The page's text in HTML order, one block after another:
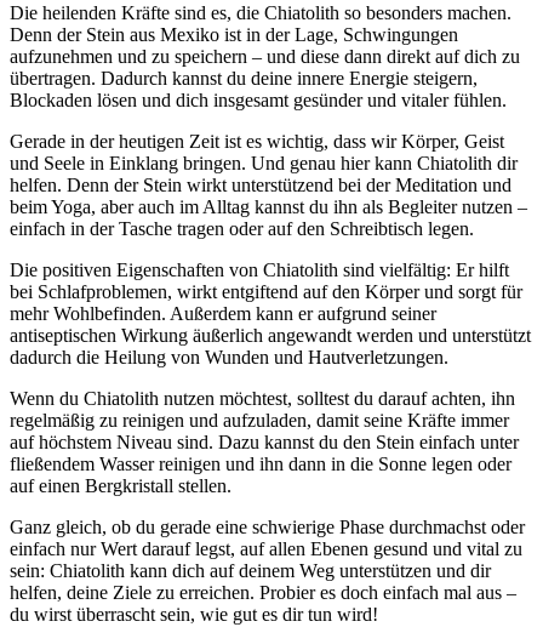
Die heilenden Kräfte sind es, die Chiatolith so besonders machen.
Denn der Stein aus Mexiko ist in der Lage, Schwingungen
aufzunehmen und zu speichern – und diese dann direkt auf dich zu
übertragen. Dadurch kannst du deine innere Energie steigern,
Blockaden lösen und dich insgesamt gesünder und vitaler fühlen.
Gerade in der heutigen Zeit ist es wichtig, dass wir Körper, Geist
und Seele in Einklang bringen. Und genau hier kann Chiatolith dir
helfen. Denn der Stein wirkt unterstützend bei der Meditation und
beim Yoga, aber auch im Alltag kannst du ihn als Begleiter nutzen –
einfach in der Tasche tragen oder auf den Schreibtisch legen.
Die positiven Eigenschaften von Chiatolith sind vielfältig: Er hilft
bei Schlafproblemen, wirkt entgiftend auf den Körper und sorgt für
mehr Wohlbefinden. Außerdem kann er aufgrund seiner
antiseptischen Wirkung äußerlich angewandt werden und unterstützt
dadurch die Heilung von Wunden und Hautverletzungen.
Wenn du Chiatolith nutzen möchtest, solltest du darauf achten, ihn
regelmäßig zu reinigen und aufzuladen, damit seine Kräfte immer
auf höchstem Niveau sind. Dazu kannst du den Stein einfach unter
fließendem Wasser reinigen und ihn dann in die Sonne legen oder
auf einen Bergkristall stellen.
Ganz gleich, ob du gerade eine schwierige Phase durchmachst oder
einfach nur Wert darauf legst, auf allen Ebenen gesund und vital zu
sein: Chiatolith kann dich auf deinem Weg unterstützen und dir
helfen, deine Ziele zu erreichen. Probier es doch einfach mal aus –
du wirst überrascht sein, wie gut es dir tun wird!